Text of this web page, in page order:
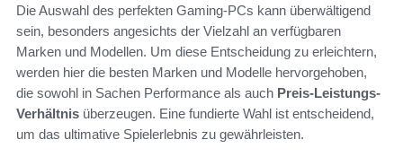
Die Auswahl des perfekten Gaming-PCs kann überwältigend
sein, besonders angesichts der Vielzahl an verfügbaren
Marken und Modellen. Um diese Entscheidung zu erleichtern,
werden hier die besten Marken und Modelle hervorgehoben,
die sowohl in Sachen Performance als auch Preis-Leistungs-
Verhältnis überzeugen. Eine fundierte Wahl ist entscheidend,
um das ultimative Spielerlebnis zu gewährleisten.